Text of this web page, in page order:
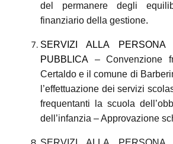
del permanere degli
finanziario della gestione.
SERVIZI ALLA PERSONA
PUBBLICA – Convenzione
Certaldo e il comune di
l’effettuazione dei servizi
frequentanti la scuola
dell’infanzia – Approvazione